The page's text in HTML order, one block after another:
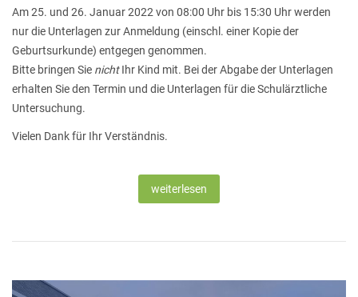
Am 25. und 26. Januar 2022 von 08:00 Uhr bis 15:30 Uhr werden
nur die Unterlagen zur Anmeldung (einschl. einer Kopie der
Geburtsurkunde) entgegen genommen.
Bitte bringen Sie nichtIhr Kind mit. Bei der Abgabe der Unterlagen
erhalten Sie den Termin und die Unterlagen für die Schulärztliche
Untersuchung.
Vielen Dank für Ihr Verständnis.
weiterlesen